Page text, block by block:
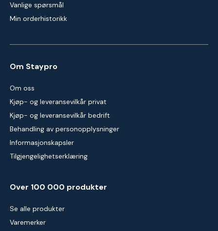
Vanlige spørsmål
Min orderhistorikk
Om Staypro
Om oss
Kjøp- og leveransevilkår privat
Kjøp- og leveransevilkår bedrift
Behandling av personopplysninger
Informasjonskapsler
Tilgjengelighetserklæring
Over 100 000 produkter
Se alle produkter
Varemerker